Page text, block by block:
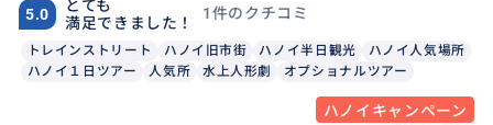
5.0
とても
満足できました！
1件のクチコミ
トレインストリート ハノイ旧市街 ハノイ半日観光
ハノイ人気場所
ハノイ１日ツアー
人気所 水上人形劇 オプショナルツアー
ハノイキャンペーン